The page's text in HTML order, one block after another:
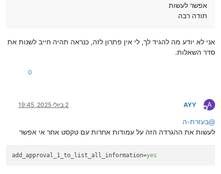
אפשר לעשות
תודה רבה
אני לא יודע מה להגיד לך, לי אין פתרון לזה, כנראה תהיה חייב לשנות את
סדר השאלות.
0
A
מנותק
AYY 2 ביולי 2025, 19:45
@בעזרת-ה
לעשות את ההגרדה הזה על עמודות אחרות עם טקסט אחר אי אפשר
add_approval_1_to_list_all_information=yes